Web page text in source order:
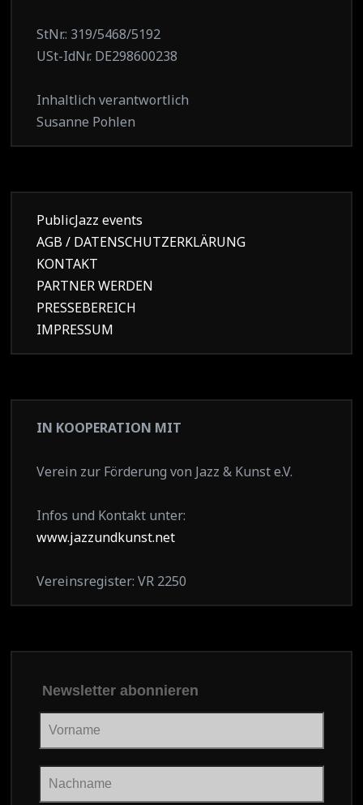
StNr.: 319/5468/5192
USt-IdNr. DE298600238
Inhaltlich verantwortlich
Susanne Pohlen
PublicJazz events
AGB / DATENSCHUTZERKLÄRUNG
KONTAKT
PARTNER WERDEN
PRESSEBEREICH
IMPRESSUM
IN KOOPERATION MIT
Verein zur Förderung von Jazz & Kunst e.V.
Infos und Kontakt unter:
www.jazzundkunst.net
Vereinsregister: VR 2250
Newsletter abonnieren